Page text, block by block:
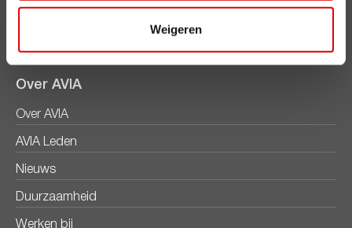
Weigeren
Over AVIA
Over AVIA
AVIA Leden
Nieuws
Duurzaamheid
Werken bij